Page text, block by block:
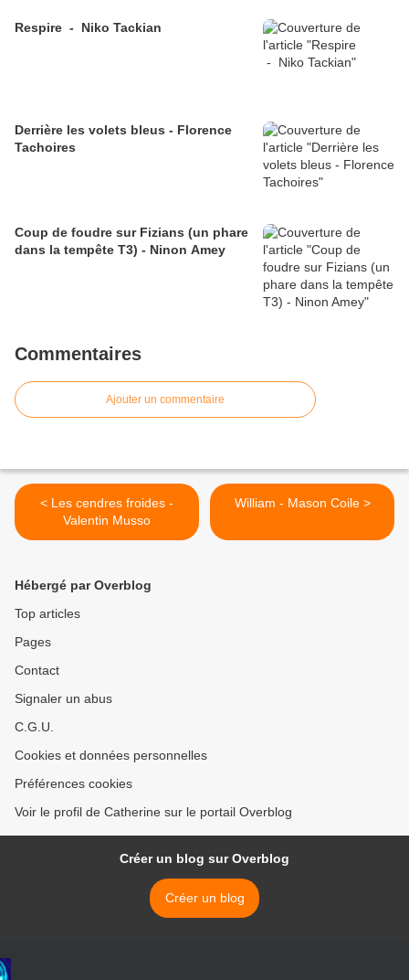
Respire - Niko Tackian
Derrière les volets bleus - Florence
Tachoires
Coup de foudre sur Fizians (un phare
dans la tempête T3) - Ninon Amey
Commentaires
Ajouter un commentaire
< Les cendres froides -
Valentin Musso
William - Mason Coile >
Hébergé par Overblog
Top articles
Pages
Contact
Signaler un abus
C.G.U.
Cookies et données personnelles
Préférences cookies
Voir le profil de Catherine sur le portail Overblog
Créer un blog sur Overblog
Créer un blog